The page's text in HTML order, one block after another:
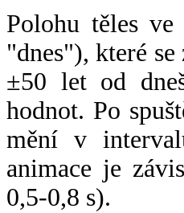
Polohu těles
"dnes"), které
±50 let od
hodnot. Po
mění v
animace je
0,5-0,8 s).